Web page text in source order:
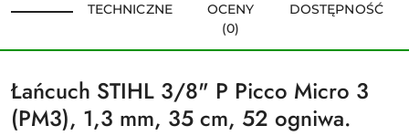
TECHNICZNE
OCENY
(0)
DOSTĘPNOŚĆ
Łańcuch STIHL 3/8" P Picco Micro 3
(PM3), 1,3 mm, 35 cm, 52 ogniwa.